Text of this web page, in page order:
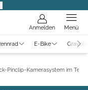
Anmelden Menü
E-Bike
Pinclip-Kamerasystem im Test